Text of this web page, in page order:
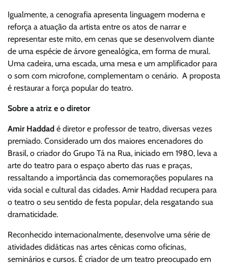
Igualmente, a cenografia apresenta linguagem moderna e
reforça a atuação da artista entre os atos de narrar e
representar este mito, em cenas que se desenvolvem diante
de uma espécie de árvore genealógica, em forma de mural.
Uma cadeira, uma escada, uma mesa e um amplificador para
o som com microfone, complementam o cenário. A proposta
é restaurar a força popular do teatro.
Sobre a atriz e o diretor
Amir Haddad é diretor e professor de teatro, diversas vezes
premiado. Considerado um dos maiores encenadores do
Brasil, o criador do Grupo Tá na Rua, iniciado em 1980, leva a
arte do teatro para o espaço aberto das ruas e praças,
ressaltando a importância das comemorações populares na
vida social e cultural das cidades. Amir Haddad recupera para
o teatro o seu sentido de festa popular, dela resgatando sua
dramaticidade.
Reconhecido internacionalmente, desenvolve uma série de
atividades didáticas nas artes cênicas como oficinas,
seminários e cursos. É criador de um teatro preocupado em